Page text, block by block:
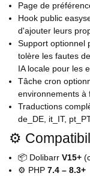
Page de
Hook public
d'ajouter leurs
Support optionnel
tolère les fautes
IA locale pour les
Tâche cron
environnements à
Traductions
de_DE, it_IT,
⚙️
📦 Dolibarr V15+
⚙️ PHP 7.4 – 8.3+